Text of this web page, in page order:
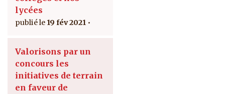
lycées
19 fév 2021
Valorisons par un
concours les
initiatives de terrain
en faveur de